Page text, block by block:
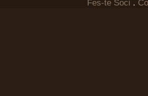
Fes-te Soci .